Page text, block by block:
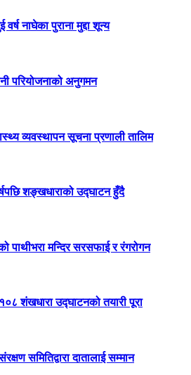
नाघेका पुराना मुद्दा शून्य
परियोजनाको अनुगमन
व्यवस्थापन सूचना प्रणाली तालिम
शङ्खधाराको उद्घाटन हुँदै
पाथीभरा मन्दिर सरसफाई र रंगरोगन
शंखधारा उद्घाटनको तयारी पूरा
समितिद्वारा दातालाई सम्मान